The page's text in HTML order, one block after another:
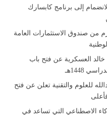
إلى برنامج كابسارك
من صندوق الاستثمارات العامة
خالد العسكرية عن فتح باب
1448هـ
للعلوم والتقنية تعلن عن فتح
الاصطناعي التي تساعد في